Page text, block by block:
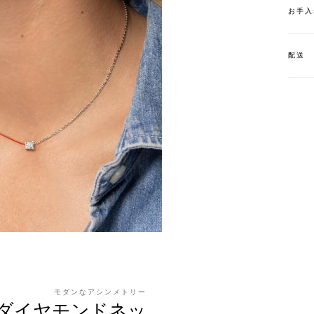
お手
配送
モダンなアシンメトリー